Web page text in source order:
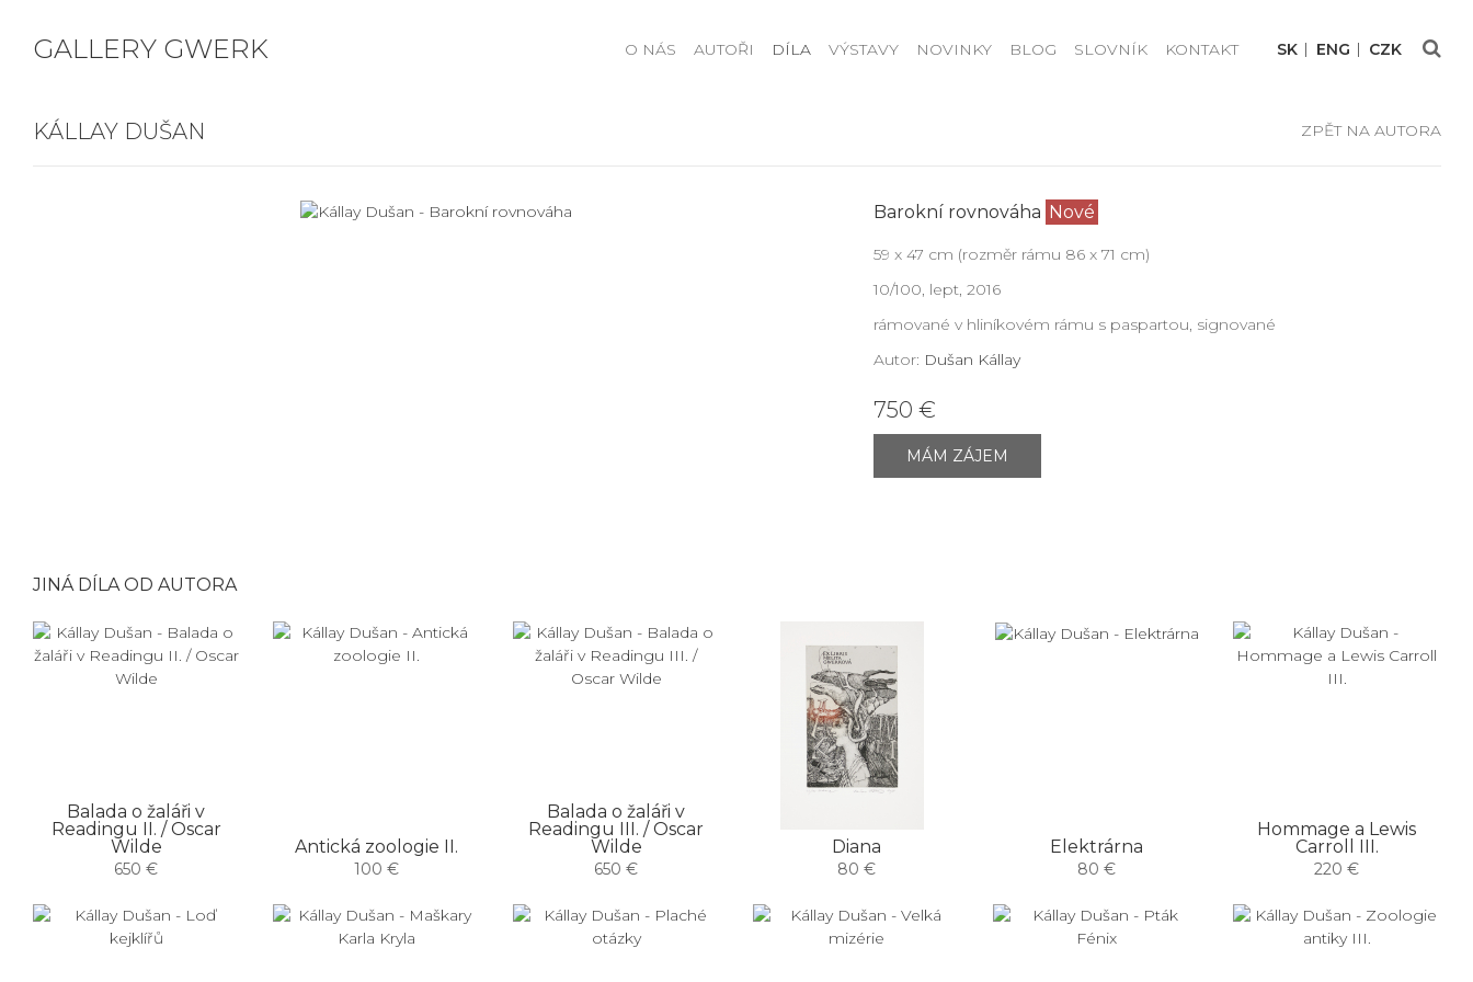
GALLERY GWERK O NÁS AUTOŘI DÍLA VÝSTAVY NOVINKY BLOG SLOVNÍK KONTAKT SK ENG CZK
KÁLLAY DUŠAN ZPĚT NA AUTORA
Barokní rovnováha Nové
59 x 47 cm (rozměr rámu 86 x 71 cm)
10/100, lept, 2016
rámované v hliníkovém rámu s paspartou, signované
Autor: Dušan Kállay
750 €
MÁM ZÁJEM
JINÁ DÍLA OD AUTORA
Balada o žaláři v
Readingu II. / Oscar
Wilde
650 €
Antická zoologie II.
100 €
Balada o žaláři v
Readingu III. / Oscar
Wilde
650 €
Diana
80 €
Elektrárna
80 €
Hommage a Lewis
Carroll III.
220 €